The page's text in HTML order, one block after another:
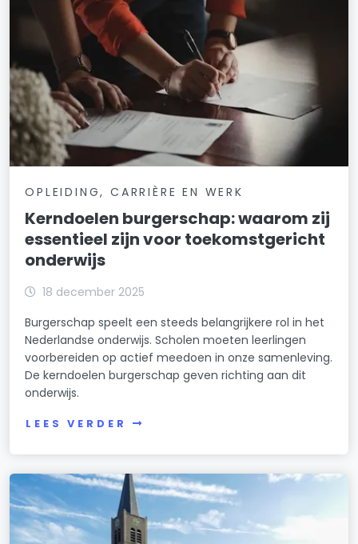
OPLEIDING, CARRIÈRE EN WERK
Kerndoelen burgerschap: waarom zij
essentieel zijn voor toekomstgericht
onderwijs
18 december 2025
Burgerschap speelt een steeds belangrijkere rol in het
Nederlandse onderwijs. Scholen moeten leerlingen
voorbereiden op actief meedoen in onze samenleving.
De kerndoelen burgerschap geven richting aan dit
onderwijs.
LEES VERDER